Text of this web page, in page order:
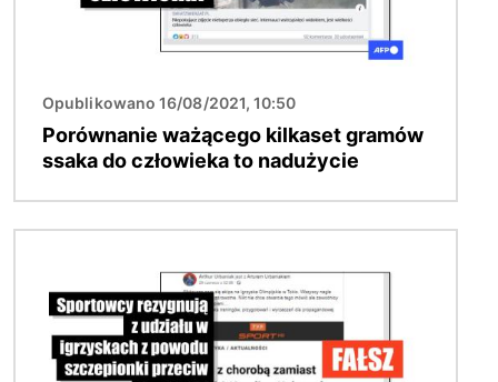
Opublikowano 16/08/2021, 10:50
Porównanie ważącego kilkaset gramów
ssaka do człowieka to nadużycie